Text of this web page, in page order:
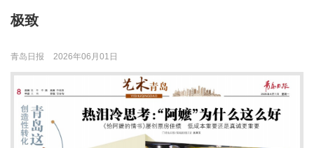
极致
青岛日报 2026年06月01日